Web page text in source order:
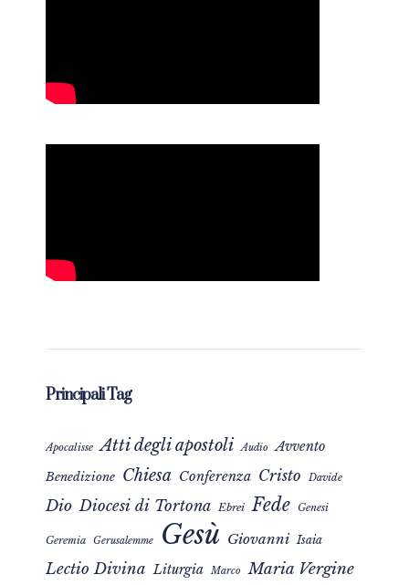
Principali Tag
Apocalisse Atti degli apostoli Audio Avvento
Benedizione Chiesa Conferenza Cristo Davide
Dio Diocesi di Tortona Ebrei Fede Genesi
Geremia Gerusalemme Gesù Giovanni Isaia
Lectio Divina Liturgia Marco Maria Vergine